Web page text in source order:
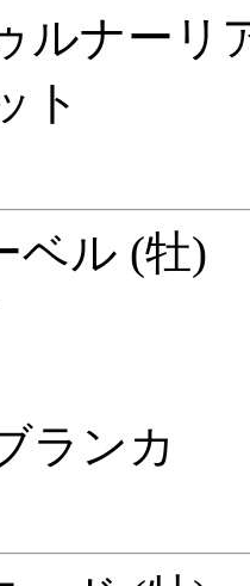
ルナーリ
ト
ベル (牡)
ランカ